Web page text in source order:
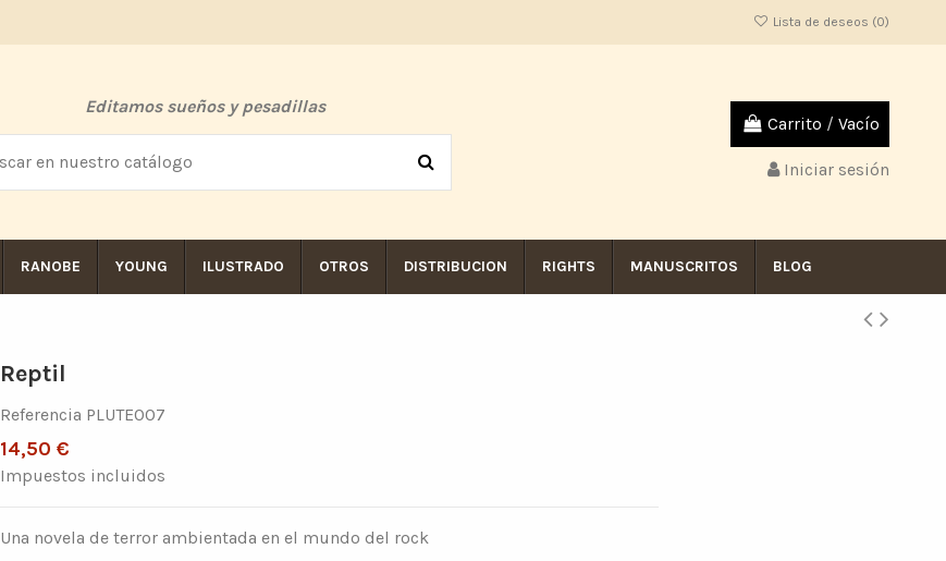
Lista de deseos (0)
Editamos sueños y pesadillas
Carrito / Vacío
Iniciar sesión
RANOBE YOUNG ILUSTRADO OTROS DISTRIBUCION RIGHTS MANUSCRITOS BLOG
Reptil
Referencia PLUTE007
14,50 €
Impuestos incluidos
Una novela de terror ambientada en el mundo del rock